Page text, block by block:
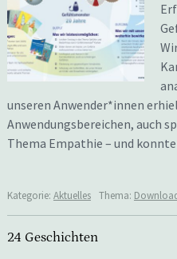
unseren Anwender*innen
Anwendungsbereichen, auch
Thema Empathie – und
Kategorie: Aktuelles Thema:
24 Geschichten